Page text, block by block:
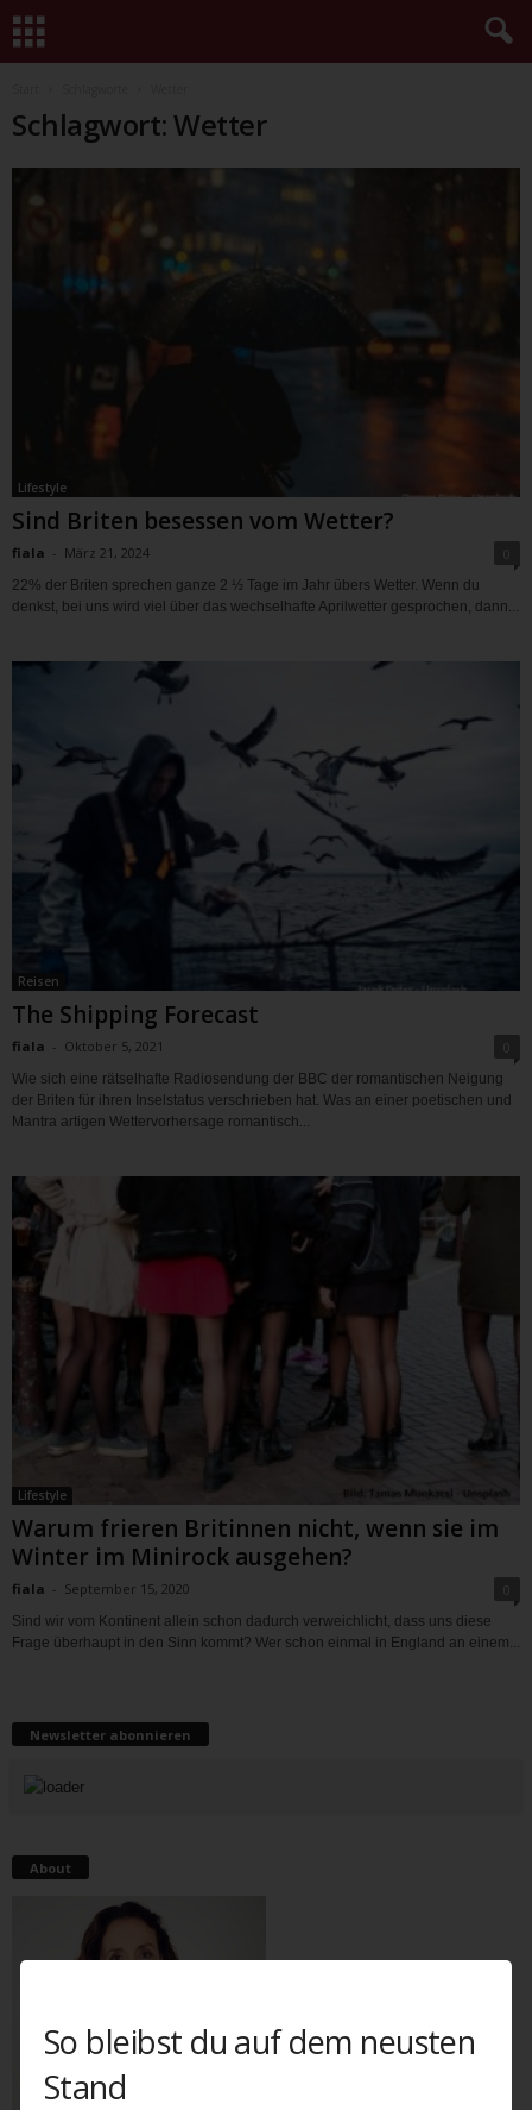
Schlagwort: Wetter
Lifestyle
Sind Briten besessen vom Wetter?
fiala - März 21, 2024
22% der Briten sprechen ganze 2 ½ Tage im Jahr übers Wetter. Wenn du
denkst, bei uns wird viel über das wechselhafte Aprilwetter gesprochen, dann...
Reisen
The Shipping Forecast
fiala - Oktober 5, 2021
Wie sich eine rätselhafte Radiosendung der BBC der romantischen Neigung
der Briten für ihren Inselstatus verschrieben hat. Was an einer poetischen und
Mantra artigen Wettervorhersage romantisch...
Lifestyle
Warum frieren Britinnen nicht, wenn sie im
Winter im Minirock ausgehen?
fiala - September 15, 2020
Sind wir vom Kontinent allein schon dadurch verweichlicht, dass uns diese
Frage überhaupt in den Sinn kommt? Wer schon einmal in England an einem...
Newsletter abonnieren
About
So bleibst du auf dem neusten
Stand